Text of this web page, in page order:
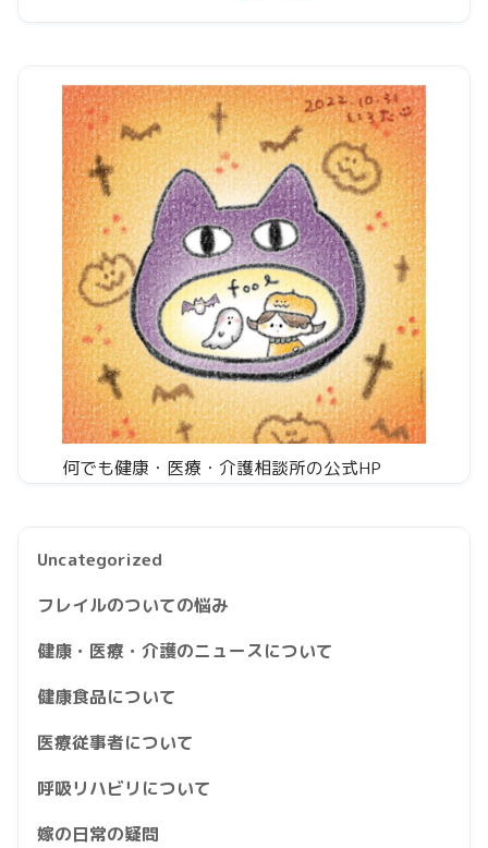
何でも健康・医療・介護相談所の公式HP
Uncategorized
フレイルのついての悩み
健康・医療・介護のニュースについて
健康食品について
医療従事者について
呼吸リハビリについて
嫁の日常の疑問